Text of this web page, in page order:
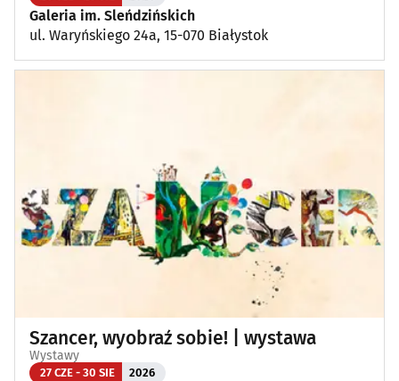
Galeria im. Sleńdzińskich
ul. Waryńskiego 24a, 15-070 Białystok
Szancer, wyobraź sobie! | wystawa
Wystawy
27 CZE - 30 SIE 2026